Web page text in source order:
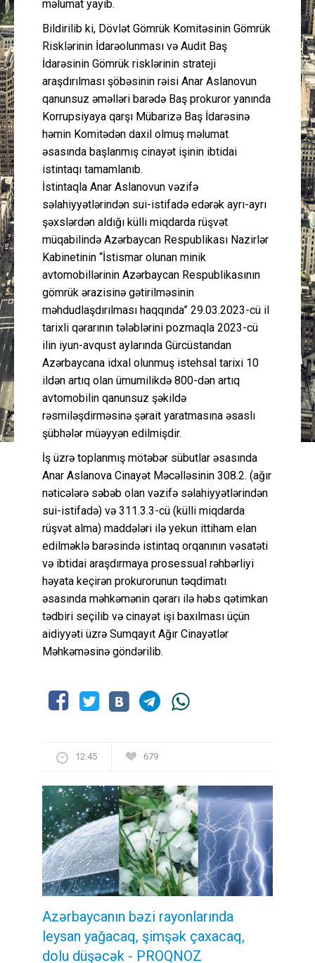
məlumat yayıb.
Bildirilib ki, Dövlət Gömrük Komitəsinin Gömrük
Risklərinin İdarəolunması və Audit Baş
İdarəsinin Gömrük risklərinin strateji
araşdırılması şöbəsinin rəisi Anar Aslanovun
qanunsuz əməlləri barədə Baş prokuror yanında
Korrupsiyaya qarşı Mübarizə Baş İdarəsinə
həmin Komitədən daxil olmuş məlumat
əsasında başlanmış cinayət işinin ibtidai
istintaqı tamamlanıb.
İstintaqla Anar Aslanovun vəzifə
səlahiyyətlərindən sui-istifadə edərək ayrı-ayrı
şəxslərdən aldığı külli miqdarda rüşvət
müqabilində Azərbaycan Respublikası Nazirlər
Kabinetinin “İstismar olunan minik
avtomobillərinin Azərbaycan Respublikasının
gömrük ərazisinə gətirilməsinin
məhdudlaşdırılması haqqında” 29.03.2023-cü il
tarixli qərarının tələblərini pozmaqla 2023-cü
ilin iyun-avqust aylarında Gürcüstandan
Azərbaycana idxal olunmuş istehsal tarixi 10
ildən artıq olan ümumilikdə 800-dən artıq
avtomobilin qanunsuz şəkildə
rəsmiləşdirməsinə şərait yaratmasına əsaslı
şübhələr müəyyən edilmişdir.
İş üzrə toplanmış mötəbər sübutlar əsasında
Anar Aslanova Cinayət Məcəlləsinin 308.2. (ağır
nəticələrə səbəb olan vəzifə səlahiyyətlərindən
sui-istifadə) və 311.3.3-cü (külli miqdarda
rüşvət alma) maddələri ilə yekun ittiham elan
edilməklə barəsində istintaq orqanının vəsatəti
və ibtidai araşdırmaya prosessual rəhbərliyi
həyata keçirən prokurorunun təqdimatı
əsasında məhkəmənin qərarı ilə həbs qətimkan
tədbiri seçilib və cinayət işi baxılması üçün
aidiyyəti üzrə Sumqayıt Ağır Cinayətlər
Məhkəməsinə göndərilib.
12:45 679
Azərbaycanın bəzi rayonlarında
leysan yağacaq, şimşək çaxacaq,
dolu düşəcək - PROQNOZ